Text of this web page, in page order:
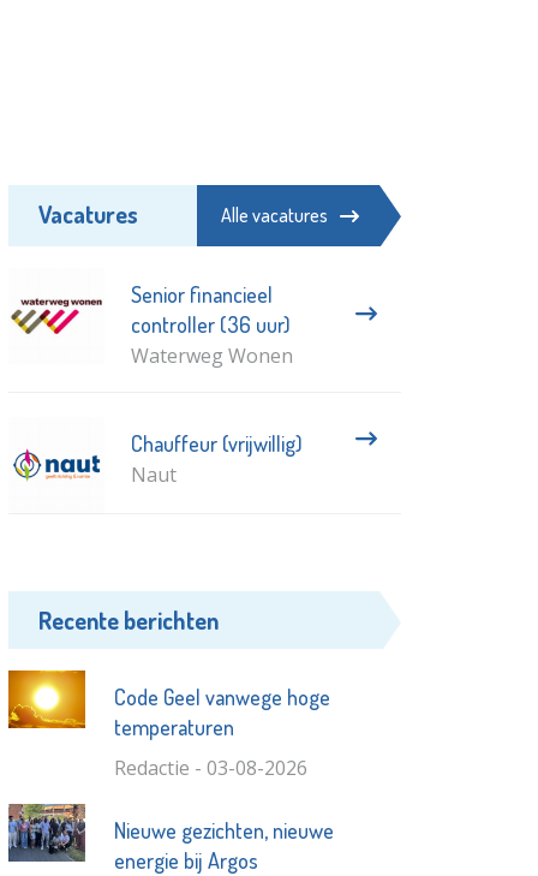
Vacatures Alle vacatures
Senior financieel
controller (36 uur)
Waterweg Wonen
Chauffeur (vrijwillig)
Naut
Recente berichten
Code Geel vanwege hoge
temperaturen
Redactie - 03-08-2026
Nieuwe gezichten, nieuwe
energie bij Argos